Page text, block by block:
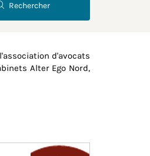
Rechercher
d'avocats
Alter Ego Nord,